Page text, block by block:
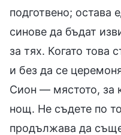
подготвено; остава
синове да бъдат
за тях. Когато това
и без да се
Сион — мястото, за
нощ. Не съдете по
продължава да